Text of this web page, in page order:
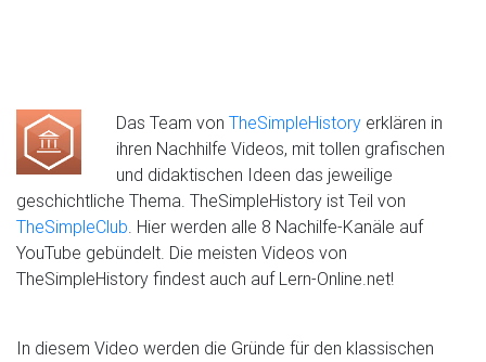
Das Team von TheSimpleHistory erklären in
ihren Nachhilfe Videos, mit tollen grafischen
und didaktischen Ideen das jeweilige
geschichtliche Thema. TheSimpleHistory ist Teil von
TheSimpleClub. Hier werden alle 8 Nachilfe-Kanäle auf
YouTube gebündelt. Die meisten Videos von
TheSimpleHistory findest auch auf Lern-Online.net!
In diesem Video werden die Gründe für den klassischen